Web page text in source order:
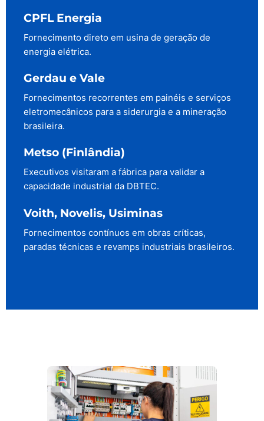
CPFL Energia
Fornecimento direto em usina de geração de
energia elétrica.
Gerdau e Vale
Fornecimentos recorrentes em painéis e serviços
eletromecânicos para a siderurgia e a mineração
brasileira.
Metso (Finlândia)
Executivos visitaram a fábrica para validar a
capacidade industrial da DBTEC.
Voith, Novelis, Usiminas
Fornecimentos contínuos em obras críticas,
paradas técnicas e revamps industriais brasileiros.